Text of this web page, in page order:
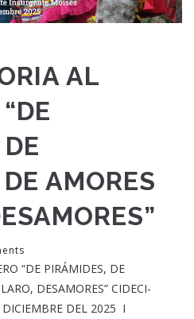
AL
AMORES
“DE PIRÁMIDES, DE
DESAMORES” CIDECI-
DEL 2025 I